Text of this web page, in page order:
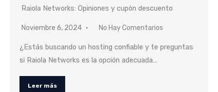
Raiola Networks: Opiniones y cupón descuento
Noviembre 6, 2024 No Hay Comentarios
¿Estás buscando un hosting confiable y te preguntas
si Raiola Networks es la opción adecuada…
Leer más